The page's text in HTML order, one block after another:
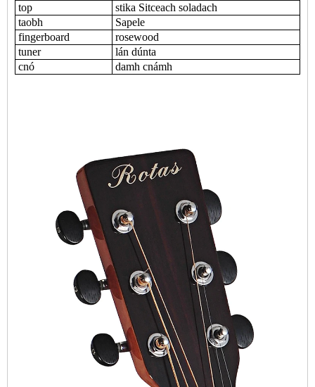
top
stika Sitceach soladach
taobh
Sapele
fingerboard
rosewood
tuner
lán dúnta
cnó
damh cnámh